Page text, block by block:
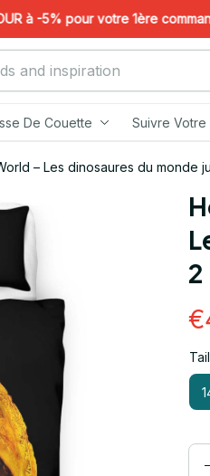
à -5% pour votre 1ère commande
De Couette Suivre Votre
– Les dinosaures du monde
2